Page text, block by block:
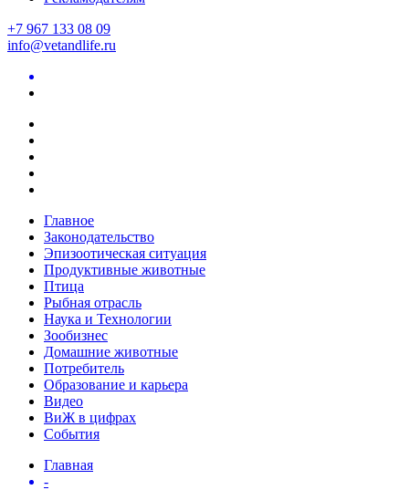
+7 967 133 08 09
info@vetandlife.ru
Главное
Законодательство
Эпизоотическая ситуация
Продуктивные животные
Птица
Рыбная отрасль
Наука и Технологии
Зообизнес
Домашние животные
Потребитель
Образование и карьера
Видео
ВиЖ в цифрах
События
Главная
-